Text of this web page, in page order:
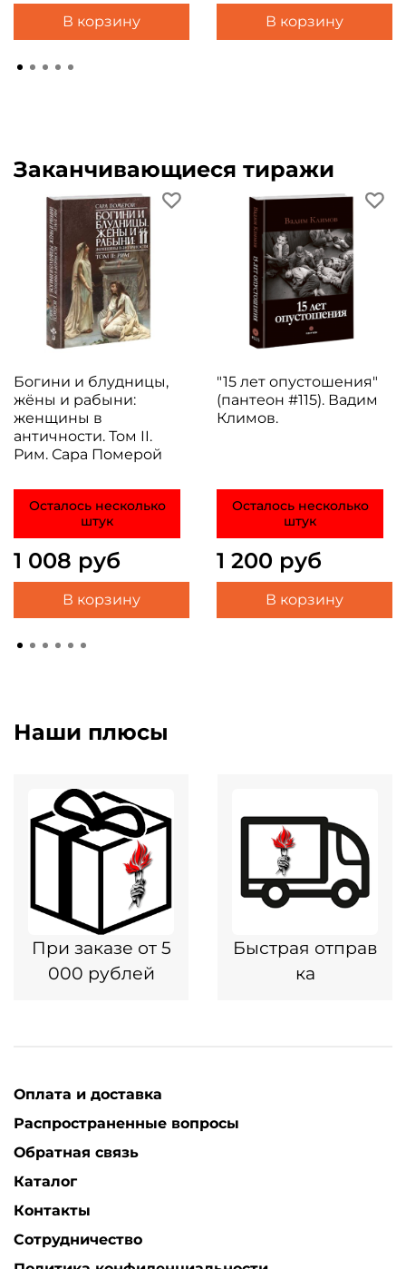
В корзину В корзину
Заканчивающиеся тиражи
Богини и блудницы,
жёны и рабыни:
женщины в
античности. Том II.
Рим. Сара Померой
Осталось несколько
штук
1 008 руб
В корзину
"15 лет опустошения"
(пантеон #115). Вадим
Климов.
Осталось несколько
штук
1 200 руб
В корзину
Наши плюсы
При заказе от 5
000 рублей
Быстрая отправ
ка
Оплата и доставка
Распространенные вопросы
Обратная связь
Каталог
Контакты
Сотрудничество